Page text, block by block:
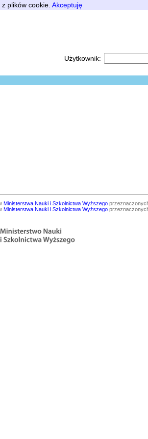
plików cookie. Akceptuję
Użytkownik:
Ministerstwa Nauki i Szkolnictwa Wyższegoprzeznaczonych
Ministerstwa Nauki i Szkolnictwa Wyższegoprzeznaczonych